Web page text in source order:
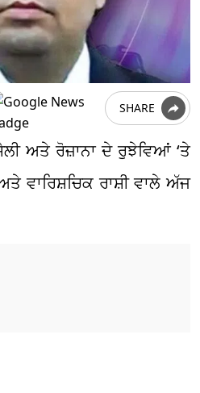
SHARE
ਅਤੇ ਰੋਜ਼ਾਨਾ ਦੇ ਰੁਝੇਵਿਆਂ ‘ਤੇ
ਵਾਰਿਸ਼ਚਿਕ ਰਾਸ਼ੀ ਵਾਲੇ ਅੱਜ